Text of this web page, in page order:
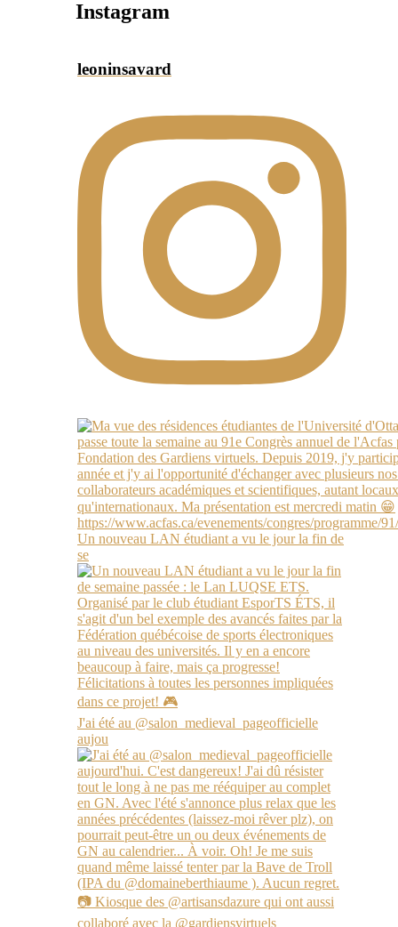
Instagram
leoninsavard
Un nouveau LAN étudiant a vu le jour la fin de
se
J'ai été au @salon_medieval_pageofficielle
aujou